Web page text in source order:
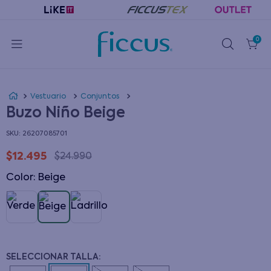
0
Vestuario Conjuntos
Buzo Niño Beige
: 26207085701
$12.495 $24.990
Color: beige